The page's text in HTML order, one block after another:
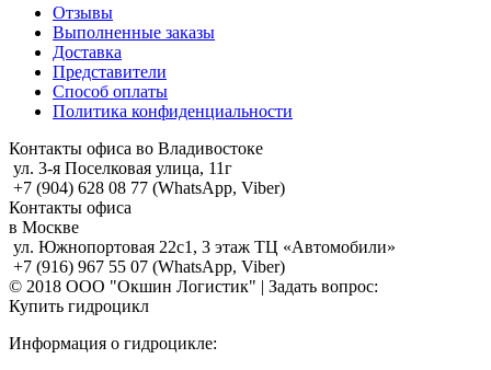
Отзывы
Выполненные заказы
Доставка
Представители
Способ оплаты
Политика конфиденциальности
Контакты офиса во Владивостоке
ул. 3-я Поселковая улица, 11г
+7 (904) 628 08 77 (WhatsApp, Viber)
Контакты офиса
в Москве
ул. Южнопортовая 22с1, 3 этаж ТЦ «Автомобили»
+7 (916) 967 55 07 (WhatsApp, Viber)
© 2018 ООО "Окшин Логистик" | Задать вопрос:
Купить гидроцикл
Информация о гидроцикле: